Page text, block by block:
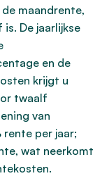
maandrente,
De jaarlijkse
en de
krijgt u
twaalf
van
per jaar;
wat neerkomt